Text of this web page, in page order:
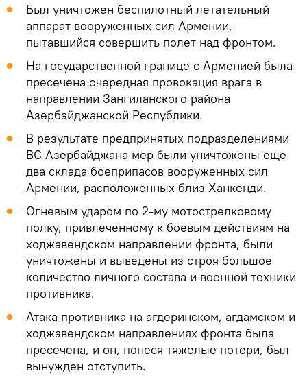
Был уничтожен беспилотный летательный
аппарат вооруженных сил Армении,
пытавшийся совершить полет над фронтом.
На государственной границе с Арменией была
пресечена очередная провокация врага в
направлении Зангиланского района
Азербайджанской Республики.
В результате предпринятых подразделениями
ВС Азербайджана мер были уничтожены еще
два склада боеприпасов вооруженных сил
Армении, расположенных близ Ханкенди.
Огневым ударом по 2-му мотострелковому
полку, привлеченному к боевым действиям на
ходжавендском направлении фронта, были
уничтожены и выведены из строя большое
количество личного состава и военной техники
противника.
Атака противника на агдеринском, агдамском и
ходжавендском направлениях фронта была
пресечена, и он, понеся тяжелые потери, был
вынужден отступить.